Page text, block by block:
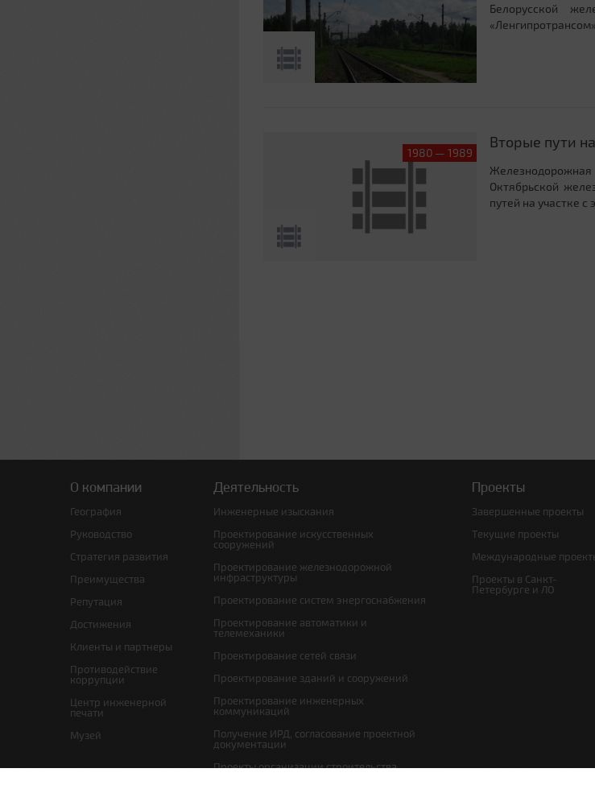
Белорусской
1980 — 1989
Вторые пути
Октябрьской
путей на участке
О компании
География
Руководство
Стратегия развития
Преимущества
Репутация
Достижения
Клиенты и партнеры
Противодействие
коррупции
Центр инженерной
печати
Музей
Деятельность
Инженерные изыскания
Проектирование искусственных
сооружений
Проектирование железнодорожной
инфраструктуры
Проектирование систем энергоснабжения
Проектирование автоматики и
телемеханики
Проектирование сетей связи
Проектирование зданий и сооружений
Проектирование инженерных
коммуникаций
Получение ИРД, согласование проектной
документации
Проекты организации строительства,
Проекты
Завершенные проекты
Текущие проекты
Международные
Проекты в Санкт-
Петербурге и ЛО